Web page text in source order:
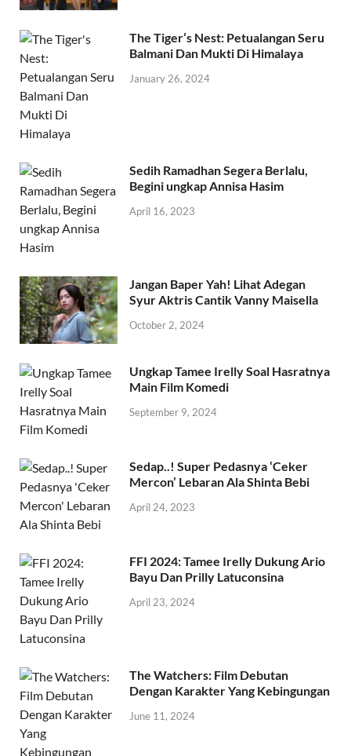
The Tiger’s Nest: Petualangan Seru
Balmani Dan Mukti Di Himalaya
January 26, 2024
Sedih Ramadhan Segera Berlalu,
Begini ungkap Annisa Hasim
April 16, 2023
Jangan Baper Yah! Lihat Adegan
Syur Aktris Cantik Vanny Maisella
October 2, 2024
Ungkap Tamee Irelly Soal Hasratnya
Main Film Komedi
September 9, 2024
Sedap..! Super Pedasnya ‘Ceker
Mercon’ Lebaran Ala Shinta Bebi
April 24, 2023
FFI 2024: Tamee Irelly Dukung Ario
Bayu Dan Prilly Latuconsina
April 23, 2024
The Watchers: Film Debutan
Dengan Karakter Yang Kebingungan
June 11, 2024